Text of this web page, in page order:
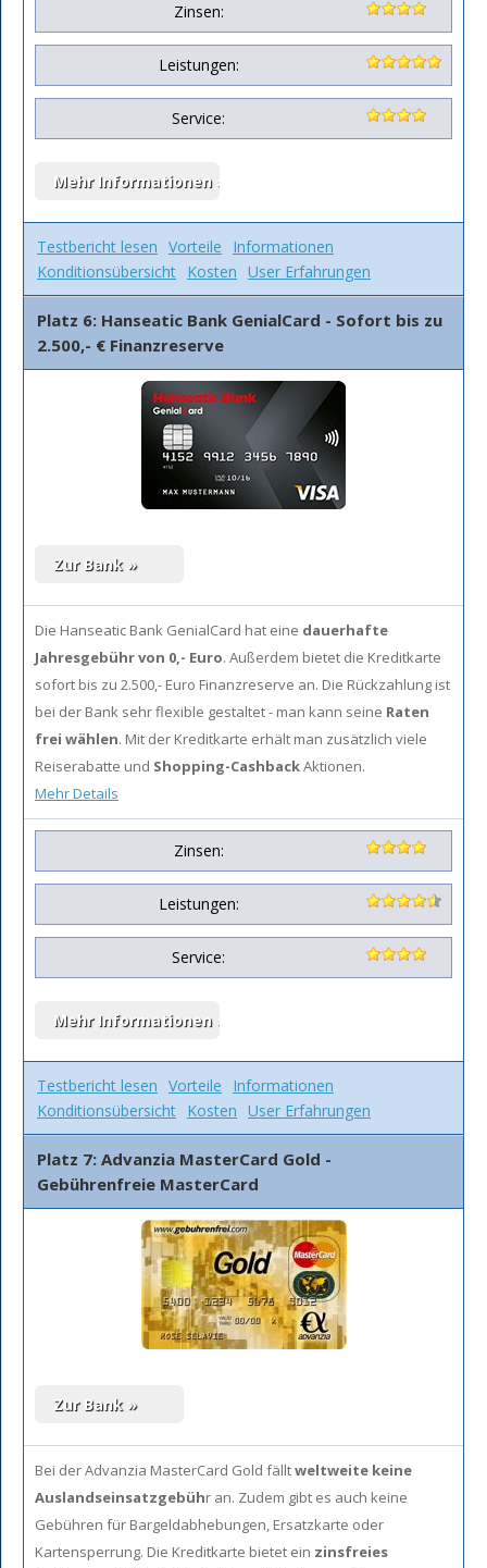
Zinsen:
Leistungen:
Service:
Testbericht lesen Vorteile
Informationen
Konditionsübersicht Kosten User Erfahrungen
Platz 6: Hanseatic Bank GenialCard - Sofort bis zu
2.500,- € Finanzreserve
Die Hanseatic Bank GenialCard hat eine dauerhafte
Jahresgebühr von 0,- Euro. Außerdem bietet die Kreditkarte
sofort bis zu 2.500,- Euro Finanzreserve an. Die Rückzahlung ist
bei der Bank sehr flexible gestaltet - man kann seine Raten
frei wählen. Mit der Kreditkarte erhält man zusätzlich viele
Reiserabatte und Shopping-CashbackAktionen.
Mehr Details
Zinsen:
Leistungen:
Service:
Testbericht lesen Vorteile
Informationen
Konditionsübersicht Kosten User Erfahrungen
Platz 7: Advanzia MasterCard Gold -
Gebührenfreie MasterCard
Bei der Advanzia MasterCard Gold fälltweltweite keine
Auslandseinsatzgebühr an. Zudem gibt es auch keine
Gebühren für Bargeldabhebungen, Ersatzkarte oder
Kartensperrung. Die Kreditkarte bietet ein zinsfreies